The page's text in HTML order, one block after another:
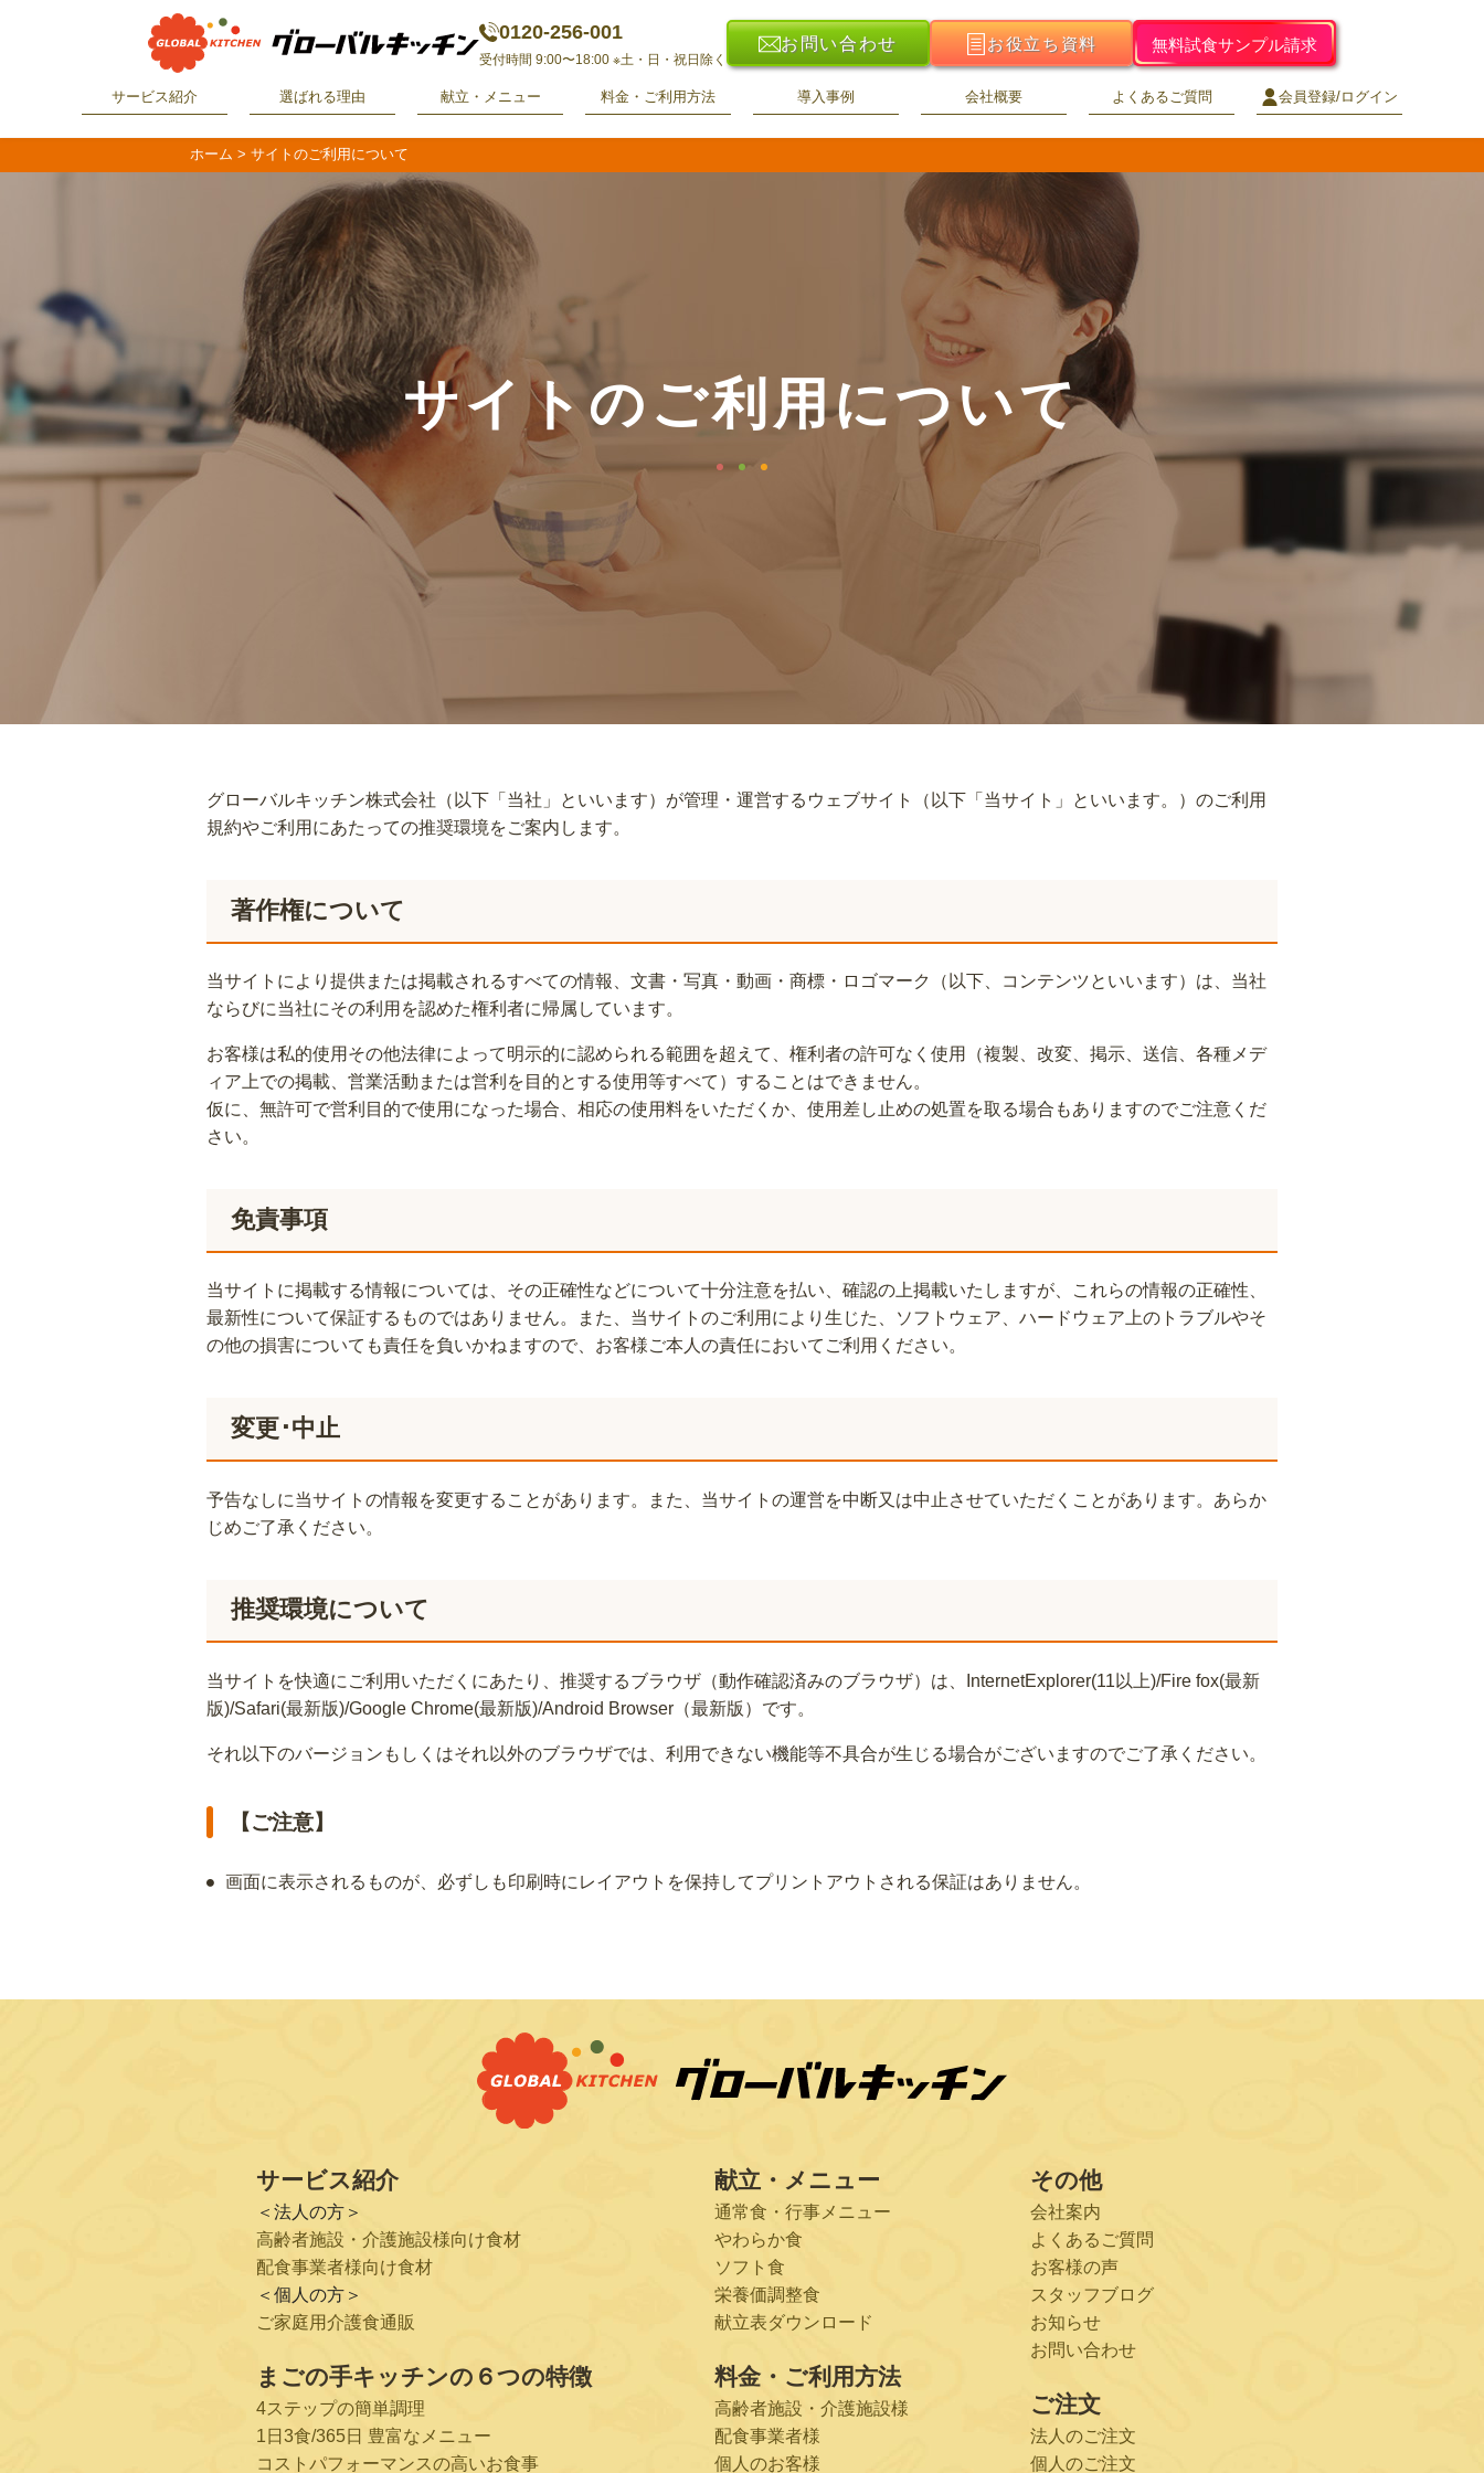
0120-256-001
受付時間 9:00〜18:00 ※土・日・祝日除く
お問い合わせ お役立ち資料 無料試食サンプル請求
サービス紹介 選ばれる理由 献立・メニュー 料金・ご利用方法 導入事例 会社概要 よくあるご質問 会員登録/ログイン
ホーム > サイトのご利用について
サイトのご利用について
グローバルキッチン株式会社（以下「当社」といいます）が管理・運営するウェブサイト（以下「当サイト」といいます。）のご利用
規約やご利用にあたっての推奨環境をご案内します。
著作権について
当サイトにより提供または掲載されるすべての情報、文書・写真・動画・商標・ロゴマーク（以下、コンテンツといいます）は、当社
ならびに当社にその利用を認めた権利者に帰属しています。
お客様は私的使用その他法律によって明示的に認められる範囲を超えて、権利者の許可なく使用（複製、改変、掲示、送信、各種メデ
ィア上での掲載、営業活動または営利を目的とする使用等すべて）することはできません。
仮に、無許可で営利目的で使用になった場合、相応の使用料をいただくか、使用差し止めの処置を取る場合もありますのでご注意くだ
さい。
免責事項
当サイトに掲載する情報については、その正確性などについて十分注意を払い、確認の上掲載いたしますが、これらの情報の正確性、
最新性について保証するものではありません。また、当サイトのご利用により生じた、ソフトウェア、ハードウェア上のトラブルやそ
の他の損害についても責任を負いかねますので、お客様ご本人の責任においてご利用ください。
変更･中止
予告なしに当サイトの情報を変更することがあります。また、当サイトの運営を中断又は中止させていただくことがあります。あらか
じめご了承ください。
推奨環境について
当サイトを快適にご利用いただくにあたり、推奨するブラウザ（動作確認済みのブラウザ）は、InternetExplorer(11以上)/Fire fox(最新
版)/Safari(最新版)/Google Chrome(最新版)/Android Browser（最新版）です。
それ以下のバージョンもしくはそれ以外のブラウザでは、利用できない機能等不具合が生じる場合がございますのでご了承ください。
【ご注意】
画面に表示されるものが、必ずしも印刷時にレイアウトを保持してプリントアウトされる保証はありません。
サービス紹介
＜法人の方＞
高齢者施設・介護施設様向け食材
配食事業者様向け食材
＜個人の方＞
ご家庭用介護食通販
まごの手キッチンの６つの特徴
4ステップの簡単調理
1日3食/365日 豊富なメニュー
コストパフォーマンスの高いお食事
献立・メニュー
通常食・行事メニュー
やわらか食
ソフト食
栄養価調整食
献立表ダウンロード
料金・ご利用方法
高齢者施設・介護施設様
配食事業者様
個人のお客様
その他
会社案内
よくあるご質問
お客様の声
スタッフブログ
お知らせ
お問い合わせ
ご注文
法人のご注文
個人のご注文